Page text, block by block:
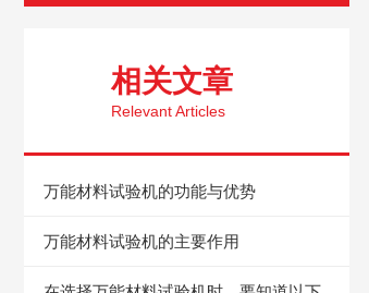
相关文章
Relevant Articles
万能材料试验机的功能与优势
万能材料试验机的主要作用